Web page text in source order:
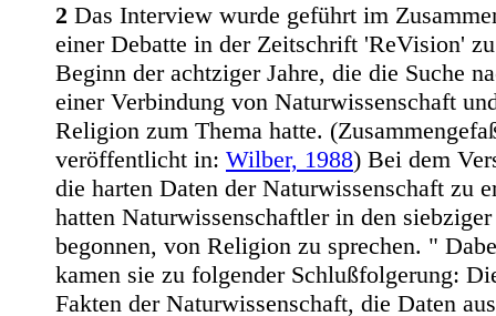
2 Das Interview wurde geführt im
einer Debatte in der Zeitschrift 'ReVision' zu
Beginn der achtziger Jahre, die die Suche
einer Verbindung von Naturwissenschaft
Religion zum Thema hatte.
veröffentlicht in: Wilber, 1988) Bei dem
die harten Daten der Naturwissenschaft zu
hatten Naturwissenschaftler in den siebziger
begonnen, von Religion zu sprechen. "
kamen sie zu folgender Schlußfolgerung:
Fakten der Naturwissenschaft, die Daten